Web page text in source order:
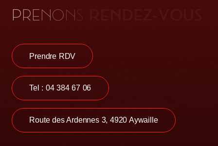
PRENONS
Prendre RDV
Tel : 04 384 67 06
Route des Ardennes 3, 4920 Aywaille